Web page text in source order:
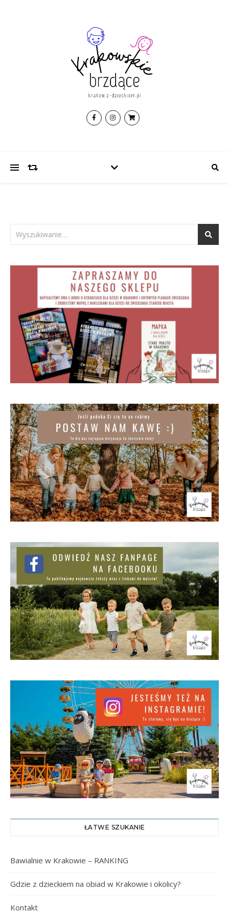
ŁATWE SZUKANIE
Bawialnie w Krakowie – RANKING
Gdzie z dzieckiem na obiad w Krakowie i okolicy?
Kontakt